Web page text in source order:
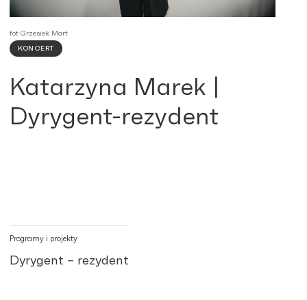
KONCERT
Katarzyna Marek |
Dyrygent-rezydent
fot Grzesiek Mart
Programy i projekty
Dyrygent – rezydent